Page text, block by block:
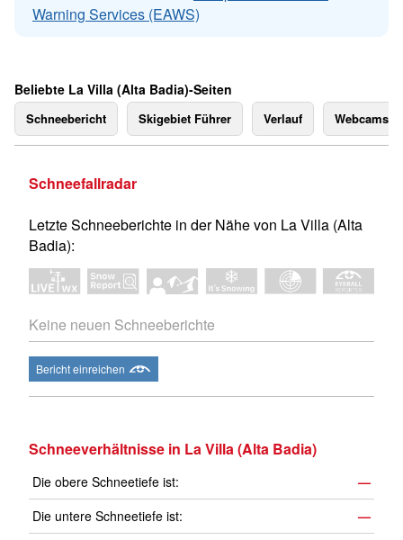
Warning Services (EAWS)
Beliebte La Villa (Alta Badia)-Seiten
Schneebericht Skigebiet Führer Verlauf Webcams
Schneefallradar
Letzte Schneeberichte in der Nähe von La Villa (Alta
Badia):
Keine neuen Schneeberichte
Bericht einreichen
Schneeverhältnisse in La Villa (Alta Badia)
Die obere Schneetiefe ist:
—
Die untere Schneetiefe ist:
—